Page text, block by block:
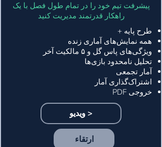
پیشرفت تیم خود را در تمام طول فصل با یک
راهکار قدرتمند مدیریت کنید
طرح پایه +
همه نمایش‌های آماری زنده
ویژگی‌های پاس گل و ۵ مالکیت آخر
تحلیل نامحدود بازی‌ها
آمار تجمعی
اشتراک‌گذاری آمار
خروجی PDF
ویدیو >
ارتقاء